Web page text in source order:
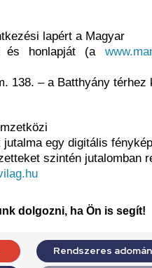
lapért a Magyar
és honlapját (a
138. – a Batthyány térhez
egy digitális
szintén jutalomban
dolgozni, ha Ön is segít!